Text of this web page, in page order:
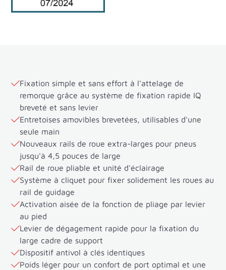
Fixation simple et sans effort à l'attelage de
remorque grâce au système de fixation rapide IQ
breveté et sans levier
Entretoises amovibles brevetées, utilisables d'une
seule main
Nouveaux rails de roue extra-larges pour pneus
jusqu'à 4,5 pouces de large
Rail de roue pliable et unité d'éclairage
Système à cliquet pour fixer solidement les roues au
rail de guidage
Activation aisée de la fonction de pliage par levier
au pied
Levier de dégagement rapide pour la fixation du
large cadre de support
Dispositif antivol à clés identiques
Poids léger pour un confort de port optimal et une